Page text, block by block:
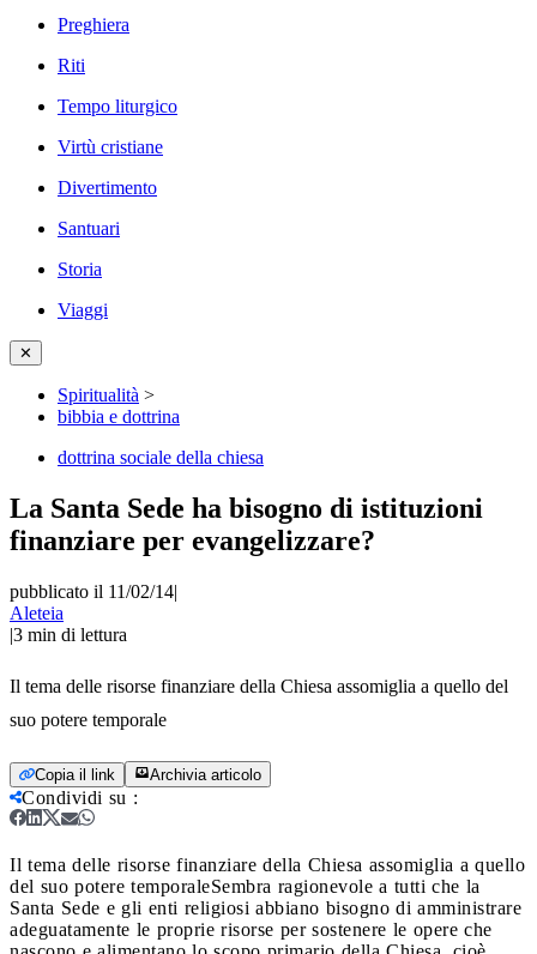
Preghiera
Riti
Tempo liturgico
Virtù cristiane
Divertimento
Santuari
Storia
Viaggi
✕
Spiritualità >
bibbia e dottrina
dottrina sociale della chiesa
La Santa Sede ha bisogno di istituzioni
finanziare per evangelizzare?
pubblicato il 11/02/14|
Aleteia
|3 min di lettura
Il tema delle risorse finanziare della Chiesa assomiglia a quello del
suo potere temporale
Copia il link Archivia articolo
Condividi su :
Il tema delle risorse finanziare della Chiesa assomiglia a quello
del suo potere temporaleSembra ragionevole a tutti che la
Santa Sede e gli enti religiosi abbiano bisogno di amministrare
adeguatamente le proprie risorse per sostenere le opere che